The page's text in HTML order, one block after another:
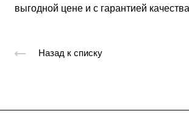
выгодной цене и с гарантией
Назад к списку